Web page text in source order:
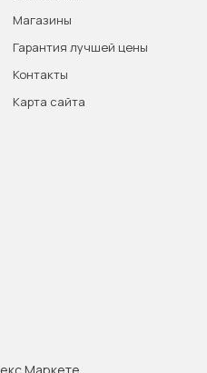
Магазины
Гарантия лучшей цены
Контакты
Карта сайта